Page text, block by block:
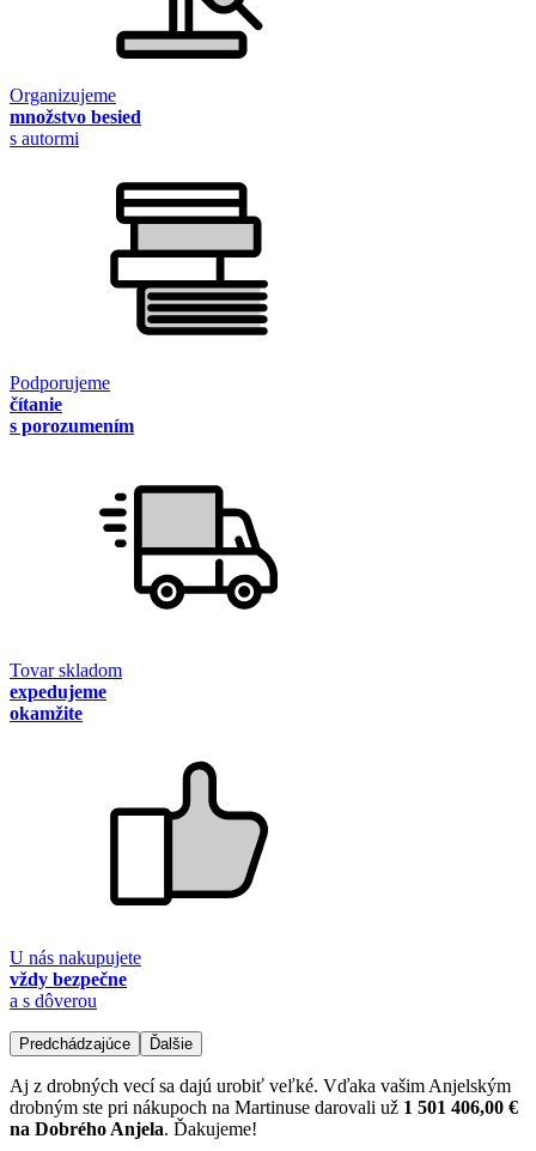
Organizujeme
množstvo besied
s autormi
Podporujeme
čítanie
s porozumením
Tovar skladom
expedujeme
okamžite
U nás nakupujete
vždy bezpečne
a s dôverou
Predchádzajúce Ďalšie
Aj z drobných vecí sa dajú urobiť veľké. Vďaka vašim Anjelským
drobným ste pri nákupoch na Martinuse darovali už 1 501 406,00 €
na Dobrého Anjela. Ďakujeme!